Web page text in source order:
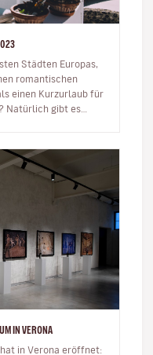
Städten Europas,
romantischen
Natürlich gibt es
IN VERONA
in Verona eröffnet: